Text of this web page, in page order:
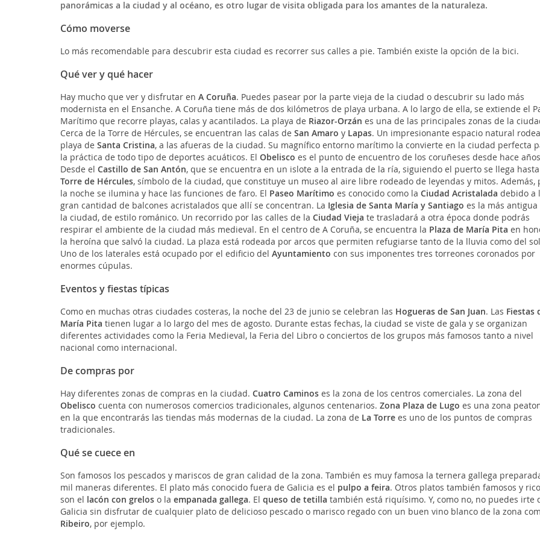
panorámicas a la ciudad y al océano, es otro lugar de visita obligada para los amantes de la naturaleza.
Cómo moverse
Lo más recomendable para descubrir esta ciudad es recorrer sus calles a pie. También existe la opción de la bici.
Qué ver y qué hacer
Hay mucho que ver y disfrutar en A Coruña. Puedes pasear por la parte vieja de la ciudad o descubrir su lado más
modernista en el Ensanche. A Coruña tiene más de dos kilómetros de playa urbana. A lo largo de ella, se extiende el
Marítimo que recorre playas, calas y acantilados. La playa de Riazor-Orzán es una de las principales zonas de la
Cerca de la Torre de Hércules, se encuentran las calas de San Amaro y Lapas. Un impresionante espacio natural
playa de Santa Cristina, a las afueras de la ciudad. Su magnífico entorno marítimo la convierte en la ciudad perfecta
la práctica de todo tipo de deportes acuáticos. El Obelisco es el punto de encuentro de los coruñeses desde hace
Desde el Castillo de San Antón, que se encuentra en un islote a la entrada de la ría, siguiendo el puerto se llega
Torre de Hércules, símbolo de la ciudad, que constituye un museo al aire libre rodeado de leyendas y mitos. Además,
la noche se ilumina y hace las funciones de faro. El Paseo Marítimo es conocido como la Ciudad Acristalada debido a
gran cantidad de balcones acristalados que allí se concentran. La Iglesia de Santa María y Santiago es la más antigua
la ciudad, de estilo románico. Un recorrido por las calles de la Ciudad Vieja te trasladará a otra época donde podrás
respirar el ambiente de la ciudad más medieval. En el centro de A Coruña, se encuentra la Plaza de María Pita en
la heroína que salvó la ciudad. La plaza está rodeada por arcos que permiten refugiarse tanto de la lluvia como del
Uno de los laterales está ocupado por el edificio del Ayuntamiento con sus imponentes tres torreones coronados por
enormes cúpulas.
Eventos y fiestas típicas
Como en muchas otras ciudades costeras, la noche del 23 de junio se celebran las Hogueras de San Juan. Las Fiestas
María Pita tienen lugar a lo largo del mes de agosto. Durante estas fechas, la ciudad se viste de gala y se organizan
diferentes actividades como la Feria Medieval, la Feria del Libro o conciertos de los grupos más famosos tanto a nivel
nacional como internacional.
De compras por
Hay diferentes zonas de compras en la ciudad. Cuatro Caminoses la zona de los centros comerciales. La zona del
Obelisco cuenta con numerosos comercios tradicionales, algunos centenarios. Zona Plaza de Lugo es una zona
en la que encontrarás las tiendas más modernas de la ciudad. La zona de La Torrees uno de los puntos de compras
tradicionales.
Qué se cuece en
Son famosos los pescados y mariscos de gran calidad de la zona. También es muy famosa la ternera gallega
mil maneras diferentes. El plato más conocido fuera de Galicia es el pulpo a feira. Otros platos también famosos y
son el lacón con greloso la empanada gallega. El queso de tetilla también está riquísimo. Y, como no, no puedes irte
Galicia sin disfrutar de cualquier plato de delicioso pescado o marisco regado con un buen vino blanco de la zona
Ribeiro, por ejemplo.